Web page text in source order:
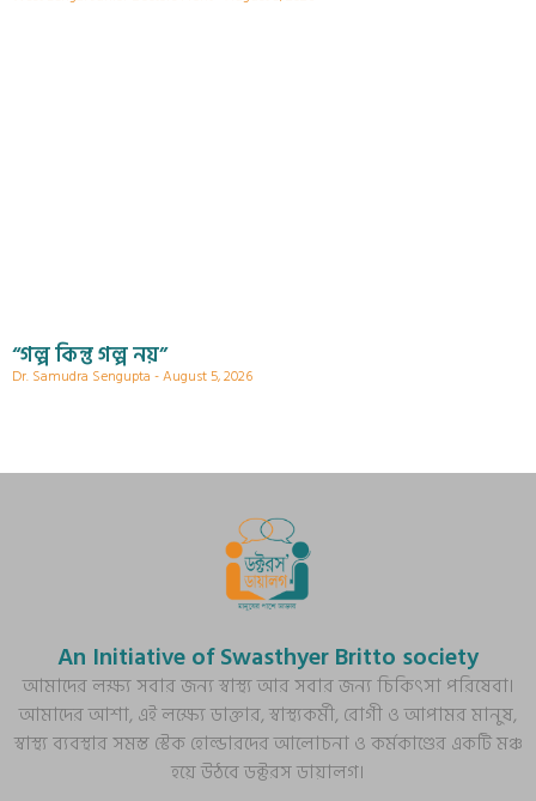
“গল্প কিন্তু গল্প নয়”
Dr. Samudra Sengupta August 5, 2026
An Initiative of Swasthyer Britto society
আমাদের লক্ষ্য সবার জন্য স্বাস্থ্য আর সবার জন্য চিকিৎসা পরিষেবা।
আমাদের আশা, এই লক্ষ্যে ডাক্তার, স্বাস্থ্যকর্মী, রোগী ও আপামর মানুষ,
স্বাস্থ্য ব্যবস্থার সমস্ত স্টেক হোল্ডারদের আলোচনা ও কর্মকাণ্ডের একটি মঞ্চ
হয়ে উঠবে ডক্টরস ডায়ালগ।